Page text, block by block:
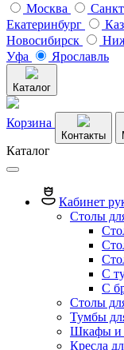
Москва
Екатеринбург
Новосибирск
Уфа
Ярославль
Каталог
Корзина
Контакты
Каталог
Кабинет
Столы
С
C
Столы
Тумбы
Шкафы и
Кресла